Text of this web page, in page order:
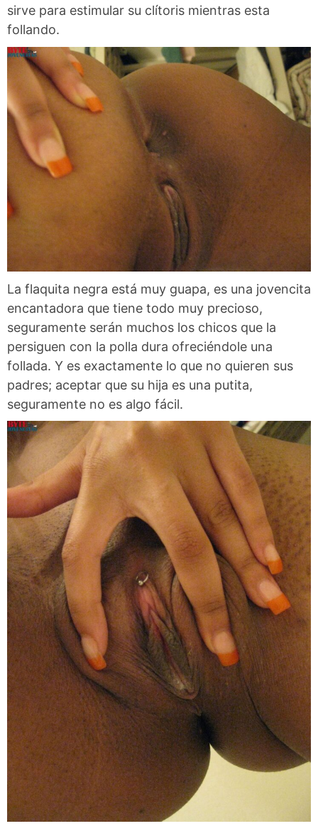
sirve para estimular su clítoris mientras esta
follando.
La flaquita negra está muy guapa, es una jovencita
encantadora que tiene todo muy precioso,
seguramente serán muchos los chicos que la
persiguen con la polla dura ofreciéndole una
follada. Y es exactamente lo que no quieren sus
padres; aceptar que su hija es una putita,
seguramente no es algo fácil.